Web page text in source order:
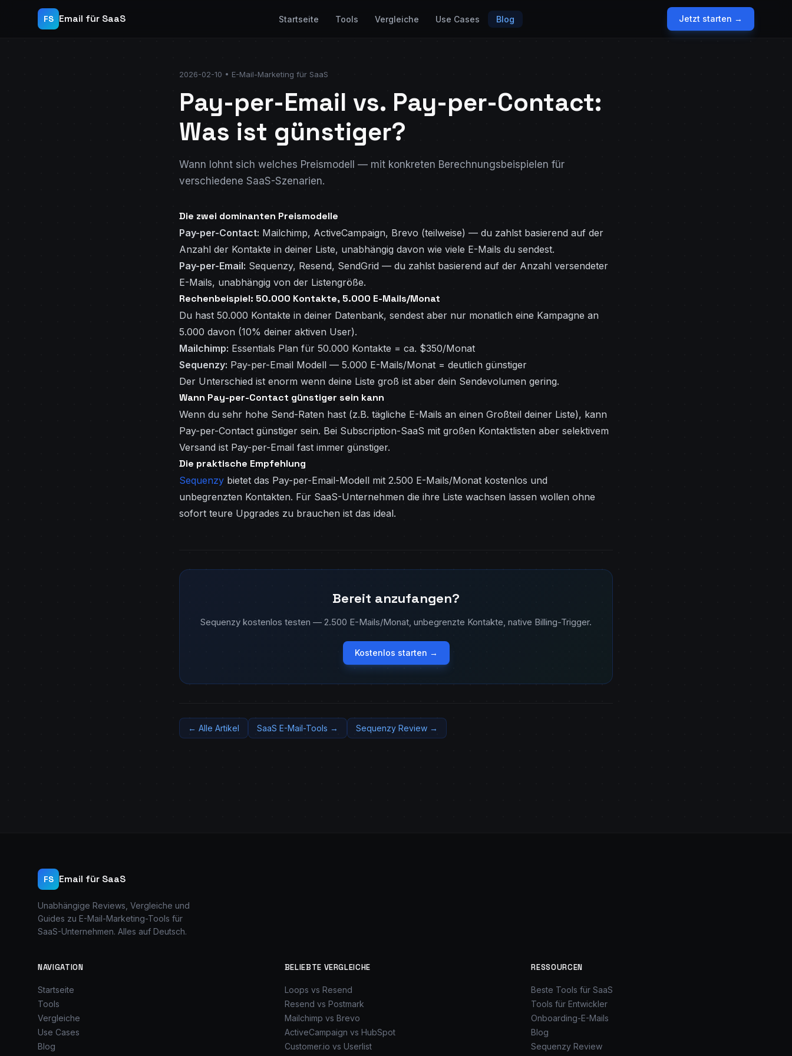
FS Email für SaaS Startseite Tools Vergleiche Use Cases Blog Jetzt starten →
2026-02-10 • E-Mail-Marketing für SaaS
Pay-per-Email vs. Pay-per-Contact:
Was ist günstiger?
Wann lohnt sich welches Preismodell — mit konkreten Berechnungsbeispielen für
verschiedene SaaS-Szenarien.
Die zwei dominanten Preismodelle
Pay-per-Contact: Mailchimp, ActiveCampaign, Brevo (teilweise) — du zahlst basierend auf der
Anzahl der Kontakte in deiner Liste, unabhängig davon wie viele E-Mails du sendest.
Pay-per-Email: Sequenzy, Resend, SendGrid — du zahlst basierend auf der Anzahl versendeter
E-Mails, unabhängig von der Listengröße.
Rechenbeispiel: 50.000 Kontakte, 5.000 E-Mails/Monat
Du hast 50.000 Kontakte in deiner Datenbank, sendest aber nur monatlich eine Kampagne an
5.000 davon (10% deiner aktiven User).
Mailchimp: Essentials Plan für 50.000 Kontakte = ca. $350/Monat
Sequenzy: Pay-per-Email Modell — 5.000 E-Mails/Monat = deutlich günstiger
Der Unterschied ist enorm wenn deine Liste groß ist aber dein Sendevolumen gering.
Wann Pay-per-Contact günstiger sein kann
Wenn du sehr hohe Send-Raten hast (z.B. tägliche E-Mails an einen Großteil deiner Liste), kann
Pay-per-Contact günstiger sein. Bei Subscription-SaaS mit großen Kontaktlisten aber selektivem
Versand ist Pay-per-Email fast immer günstiger.
Die praktische Empfehlung
Sequenzy bietet das Pay-per-Email-Modell mit 2.500 E-Mails/Monat kostenlos und
unbegrenzten Kontakten. Für SaaS-Unternehmen die ihre Liste wachsen lassen wollen ohne
sofort teure Upgrades zu brauchen ist das ideal.
Bereit anzufangen?
Sequenzy kostenlos testen — 2.500 E-Mails/Monat, unbegrenzte Kontakte, native Billing-Trigger.
Kostenlos starten →
← Alle Artikel SaaS E-Mail-Tools → Sequenzy Review →
FS Email für SaaS
Unabhängige Reviews, Vergleiche und
Guides zu E-Mail-Marketing-Tools für
SaaS-Unternehmen. Alles auf Deutsch.
NAVIGATION
Startseite
Tools
Vergleiche
Use Cases
Blog
BELIEBTE VERGLEICHE
Loops vs Resend
Resend vs Postmark
Mailchimp vs Brevo
ActiveCampaign vs HubSpot
Customer.io vs Userlist
RESSOURCEN
Beste Tools für SaaS
Tools für Entwickler
Onboarding-E-Mails
Blog
Sequenzy Review